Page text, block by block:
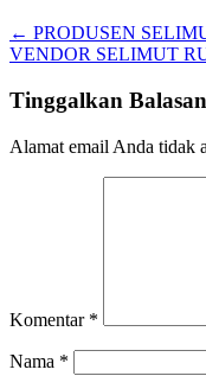
← PRODUSEN
VENDOR SELIMUT
Tinggalkan Balasan
Alamat email Anda tidak
Komentar *
Nama *